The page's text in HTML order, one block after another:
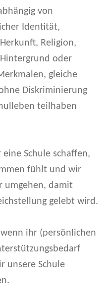
von
Identität,
Religion,
oder
gleiche
Diskriminierung
teilhaben
Schule schaffen,
fühlt und wir
umgehen, damit
gelebt wird.
ihr (persönlichen
unsere Schule